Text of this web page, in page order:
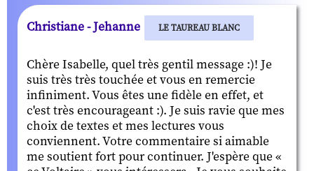
Christiane - Jehanne LE TAUREAU BLANC
Chère Isabelle, quel très gentil message :)! Je
suis très très touchée et vous en remercie
infiniment. Vous êtes une fidèle en effet, et
c'est très encourageant :). Je suis ravie que mes
choix de textes et mes lectures vous
conviennent. Votre commentaire si aimable
me soutient fort pour continuer. J'espère que «